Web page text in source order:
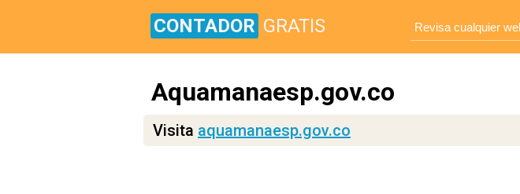
CONTADOR GRATIS
Aquamanaesp.gov.co
Visita aquamanaesp.gov.co